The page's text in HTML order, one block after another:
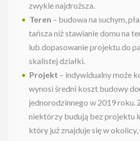
zwykle najdroższa.
Teren – budowa na suchym,
tańsza niż stawianie domu na
lub dopasowanie projektu do
skalistej działki.
Projekt – indywidualny może
wynosi średni koszt budowy
jednorodzinnego w 2019 roku.
niektórzy budują bez projektu
który już znajduje się w